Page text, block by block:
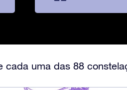
cada uma das 88